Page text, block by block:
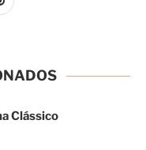
Clássico